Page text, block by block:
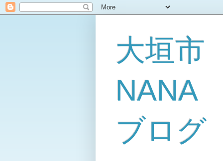
大垣市
NANA
ブログ